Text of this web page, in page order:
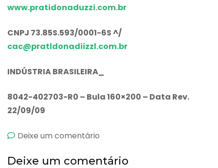
www.pratidonaduzzi.com.br
CNPJ 73.85S.593/0001-6S ^/
cac@pratldonadiizzl.com.br
INDÚSTRIA BRASILEIRA_
8042-402703-R0 – Bula 160×200 – Data Rev.
22/09/09
Deixe um comentário
Deixe um comentário